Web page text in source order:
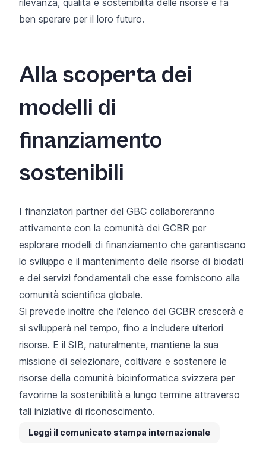
ben sperare per il loro futuro.
Alla scoperta dei
modelli di
finanziamento
sostenibili
I finanziatori partner del GBC collaboreranno
attivamente con la comunità dei GCBR per
esplorare modelli di finanziamento che garantiscano
lo sviluppo e il mantenimento delle risorse di biodati
e dei servizi fondamentali che esse forniscono alla
comunità scientifica globale.
Si prevede inoltre che l'elenco dei GCBR crescerà e
si svilupperà nel tempo, fino a includere ulteriori
risorse. E il SIB, naturalmente, mantiene la sua
missione di selezionare, coltivare e sostenere le
risorse della comunità bioinformatica svizzera per
favorirne la sostenibilità a lungo termine attraverso
tali iniziative di riconoscimento.
Leggi il comunicato stampa internazionale